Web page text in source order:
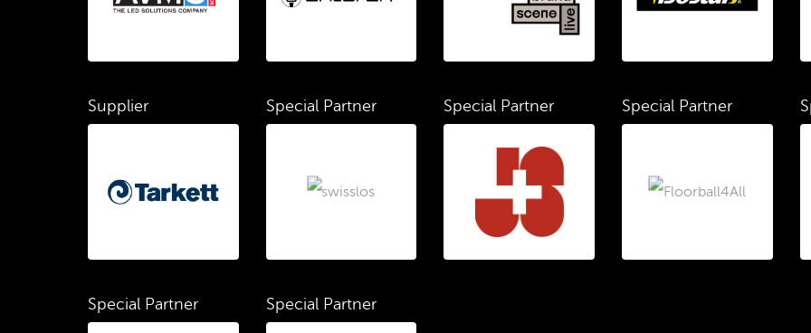
Supplier Special Partner Special Partner Special Partner
Special Partner Special Partner